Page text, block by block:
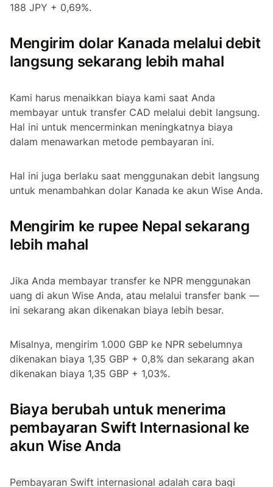
188 JPY + 0,69%.
Mengirim dolar Kanada melalui debit
langsung sekarang lebih mahal
Kami harus menaikkan biaya kami saat Anda
membayar untuk transfer CAD melalui debit langsung.
Hal ini untuk mencerminkan meningkatnya biaya
dalam menawarkan metode pembayaran ini.
Hal ini juga berlaku saat menggunakan debit langsung
untuk menambahkan dolar Kanada ke akun Wise Anda.
Mengirim ke rupee Nepal sekarang
lebih mahal
Jika Anda membayar transfer ke NPR menggunakan
uang di akun Wise Anda, atau melalui transfer bank —
ini sekarang akan dikenakan biaya lebih besar.
Misalnya, mengirim 1.000 GBP ke NPR sebelumnya
dikenakan biaya 1,35 GBP + 0,8% dan sekarang akan
dikenakan biaya 1,35 GBP + 1,03%.
Biaya berubah untuk menerima
pembayaran Swift Internasional ke
akun Wise Anda
Pembayaran Swift internasional adalah cara bagi